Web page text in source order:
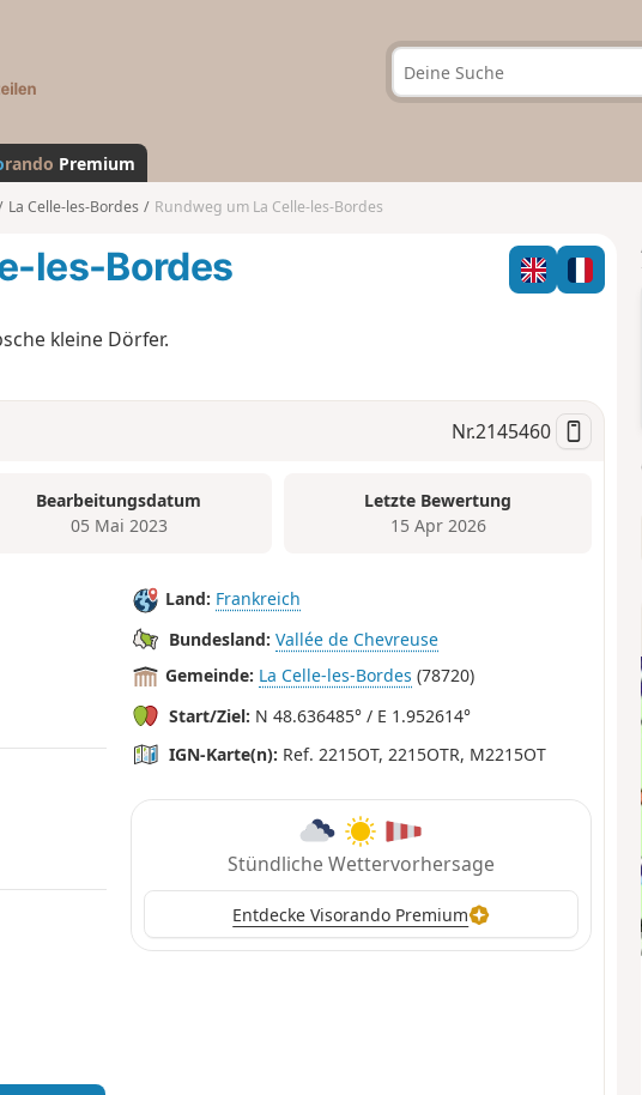
a
n
d
rando Premium
La Celle-les-Bordes Rundweg um La Celle-les-Bordes
les-Bordes
kleine Dörfer.
Nr.2145460
Bearbeitungsdatum
05 Mai 2023
Letzte Bewertung
15 Apr 2026
Land: Frankreich
Bundesland: Vallée de Chevreuse
Gemeinde: La Celle-les-Bordes (78720)
Start/Ziel: N 48.636485° / E 1.952614°
IGN-Karte(n): Ref. 2215OT, 2215OTR, M2215OT
Stündliche Wettervorhersage
Entdecke Visorando Premium